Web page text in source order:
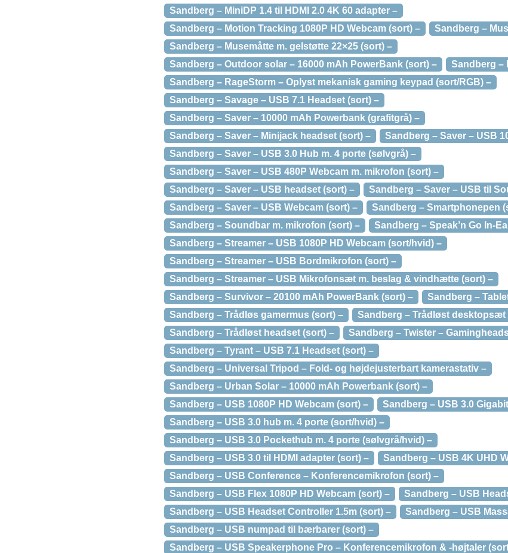
Sandberg – MiniDP 1.4 til HDMI 2.0 4K 60 adapter –
Sandberg – Motion Tracking 1080P HD Webcam (sort) –
Sandberg –
Sandberg – Musemåtte m. gelstøtte 22×25 (sort) –
Sandberg – Outdoor solar – 16000 mAh PowerBank (sort) –
Sandberg –
Sandberg – RageStorm – Oplyst mekanisk gaming keypad (sort/RGB) –
Sandberg – Savage – USB 7.1 Headset (sort) –
Sandberg – Saver – 10000 mAh Powerbank (grafitgrå) –
Sandberg – Saver – Minijack headset (sort) –
Sandberg – Saver – USB
Sandberg – Saver – USB 3.0 Hub m. 4 porte (sølvgrå) –
Sandberg – Saver – USB 480P Webcam m. mikrofon (sort) –
Sandberg – Saver – USB headset (sort) –
Sandberg – Saver – USB til
Sandberg – Saver – USB Webcam (sort) –
Sandberg – Smartphonepen
Sandberg – Soundbar m. mikrofon (sort) –
Sandberg – Speak’n Go In-
Sandberg – Streamer – USB 1080P HD Webcam (sort/hvid) –
Sandberg – Streamer – USB Bordmikrofon (sort) –
Sandberg – Streamer – USB Mikrofonsæt m. beslag & vindhætte (sort) –
Sandberg – Survivor – 20100 mAh PowerBank (sort) –
Sandberg –
Sandberg – Trådløs gamermus (sort) –
Sandberg – Trådløst desktopsæt
Sandberg – Trådløst headset (sort) –
Sandberg – Twister –
Sandberg – Tyrant – USB 7.1 Headset (sort) –
Sandberg – Universal Tripod – Fold- og højdejusterbart kamerastativ –
Sandberg – Urban Solar – 10000 mAh Powerbank (sort) –
Sandberg – USB 1080P HD Webcam (sort) –
Sandberg – USB 3.0
Sandberg – USB 3.0 hub m. 4 porte (sort/hvid) –
Sandberg – USB 3.0 Pockethub m. 4 porte (sølvgrå/hvid) –
Sandberg – USB 3.0 til HDMI adapter (sort) –
Sandberg – USB 4K UHD
Sandberg – USB Conference – Konferencemikrofon (sort) –
Sandberg – USB Flex 1080P HD Webcam (sort) –
Sandberg – USB
Sandberg – USB Headset Controller 1.5m (sort) –
Sandberg – USB
Sandberg – USB numpad til bærbarer (sort) –
Sandberg – USB Speakerphone Pro – Konferencemikrofon & -højtaler